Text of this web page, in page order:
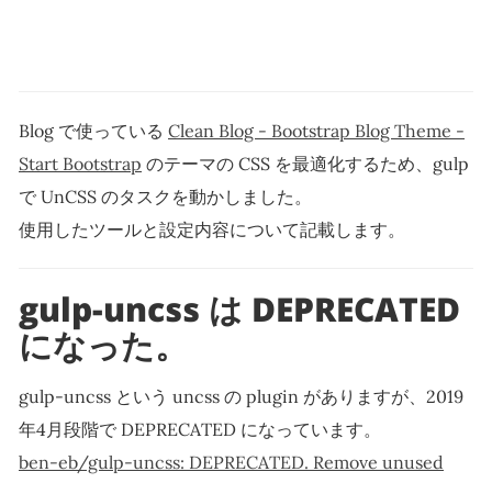
Blog で使っている Clean Blog - Bootstrap Blog Theme -
Start Bootstrap のテーマの CSS を最適化するため、gulp
で UnCSS のタスクを動かしました。
使用したツールと設定内容について記載します。
gulp-uncss は DEPRECATED
になった。
gulp-uncss という uncss の plugin がありますが、2019
年4月段階で DEPRECATED になっています。
ben-eb/gulp-uncss: DEPRECATED. Remove unused